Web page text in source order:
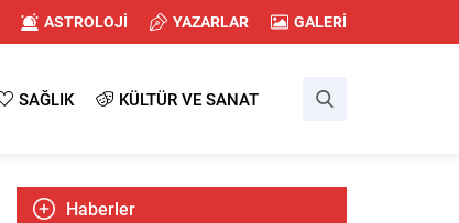
ASTROLOJİ YAZARLAR GALERİ
SAĞLIK KÜLTÜR VE SANAT
Haberler